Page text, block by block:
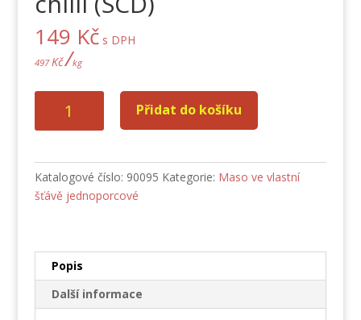
149 Kč s DPH
497Kč/kg
a
chilli
Přidat do košíku
Katalogové číslo: 90095 Kategorie: Maso ve vlastní
šťávě jednoporcové
Popis
Další informace